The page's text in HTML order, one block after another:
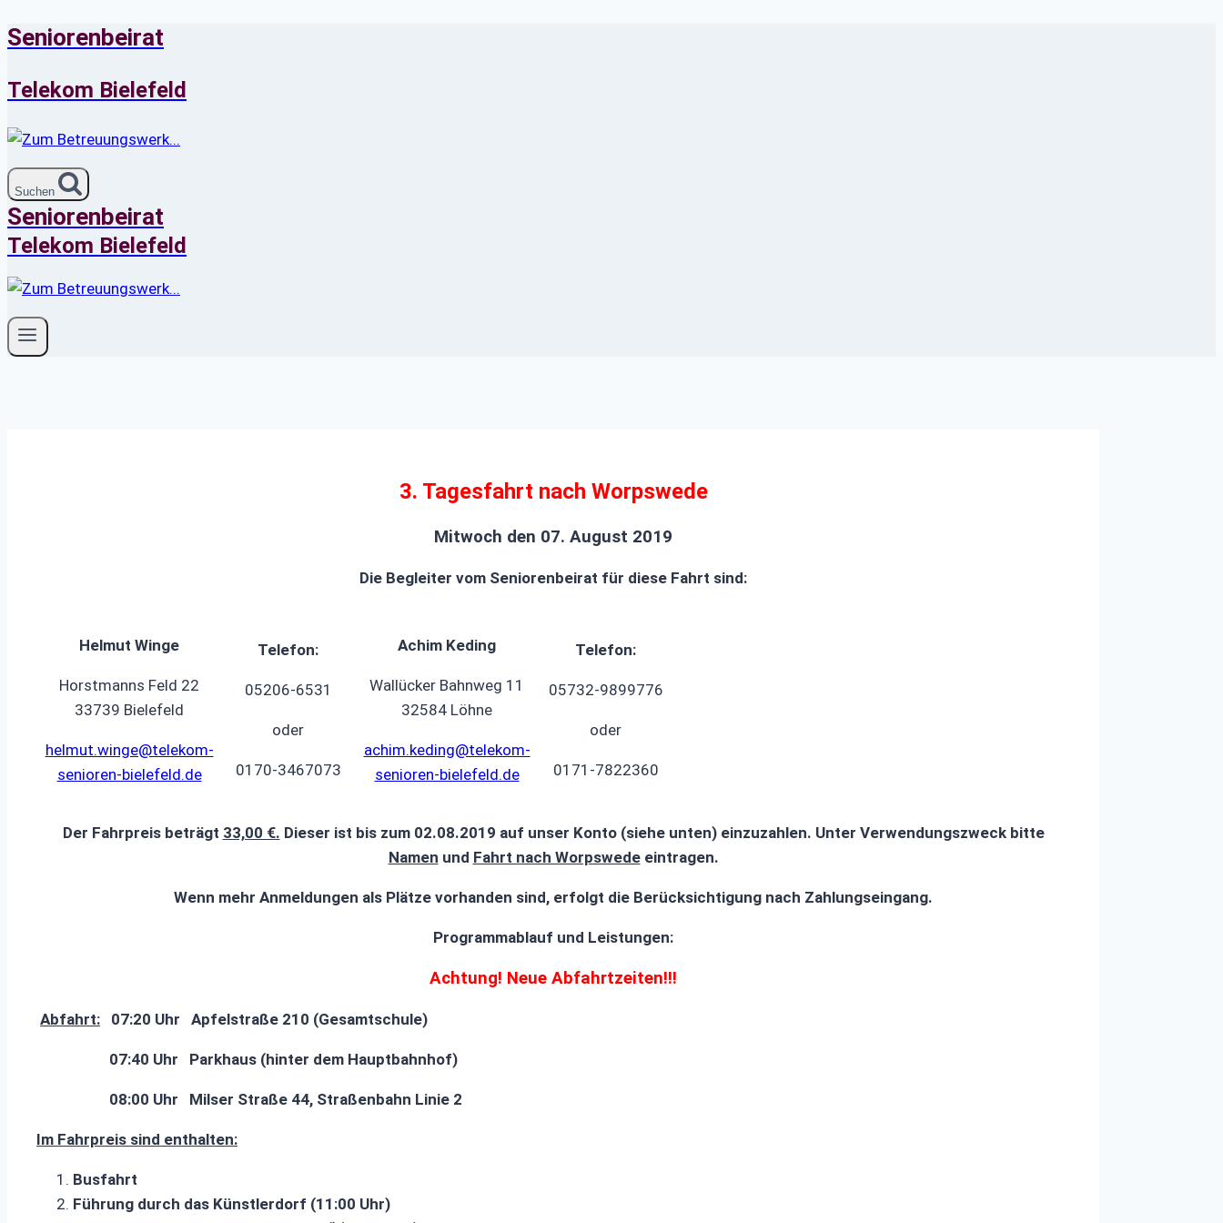
Zum
springen
Seniorenbeirat
Telekom Bielefeld
Suchen
Seniorenbeirat
Telekom Bielefeld
3. Tagesfahrt nach Worpswede
Mitwoch den 07. August 2019
Die Begleiter vom Seniorenbeirat für diese Fahrt sind:
Helmut Winge
Horstmanns Feld 22
33739 Bielefeld
helmut.winge@telekom-
senioren-bielefeld.de
Telefon:
05206-6531
oder
0170-3467073
Achim Keding
Wallücker Bahnweg 11
32584 Löhne
achim.keding@telekom-
senioren-bielefeld.de
Telefon:
05732-9899776
oder
0171-7822360
Der Fahrpreis beträgt 33,00 €. Dieser ist bis zum 02.08.2019 auf unser Konto (siehe unten) einzuzahlen. Unter Verwendungszweck bitte
Namen und Fahrt nach Worpswedeeintragen.
Wenn mehr Anmeldungen als Plätze vorhanden sind, erfolgt die Berücksichtigung nach Zahlungseingang.
Programmablauf und Leistungen:
Achtung! Neue Abfahrtzeiten!!!
Abfahrt: 07:20 Uhr Apfelstraße 210 (Gesamtschule)
07:40 Uhr Parkhaus (hinter dem Hauptbahnhof)
08:00 Uhr Milser Straße 44, Straßenbahn Linie 2
Im Fahrpreis sind enthalten:
Busfahrt
Führung durch das Künstlerdorf (11:00 Uhr)